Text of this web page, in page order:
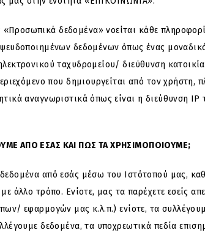
«Προσωπικά δεδομένα» νοείται κάθε
δεδομένων όπως ένας
ταχυδρομείου/ διεύθυνση
που δημιουργείται από τον
αναγνωριστικά όπως είναι η διεύθυνση
ΑΠΟ ΕΣΑΣ ΚΑΙ ΠΩΣ ΤΑ ΧΡΗΣΙΜΟΠΟΙΟΥΜΕ;
από εσάς μέσω του Ιστότοπού μας,
τρόπο. Ενίοτε, μας τα παρέχετε εσείς
εφαρμογών μας κ.λ.π.) ενίοτε, τα
δεδομένα, τα υποχρεωτικά πεδία